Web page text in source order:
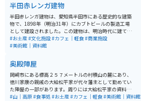
車の駐車場が美術館に一番近いところが少ないのです
が、第２、第３駐車場もあります。
半田赤レンガ建物
半田赤レンガ建物は、愛知県半田市にある歴史的な建築
物で、1898年（明治31年）にカブトビールの製造工場
として建設されました。この建物は、明治時代に建てら
れた日本で数少ないレンガ建造物の一つであり、国内屈
指の規模を誇ります。設計は、明治建築界の三巨頭の一
アホール、ショップなどが入る文化遺産として、明治、
大正の頃のビールが再現販売されています。また、その
美しいレンガ造りの外観は、半田市の象徴的存在として
も知られ、イベントや講座なども開催されています。戦
争の時の銃弾の跡も残っており、様々な時を越えて、今
も残る建築物は一度は訪れる価値があります。
#お土産#文化施設#カフェ｜軽食#商業施設
#美術館｜資料館
奥殿陣屋
岡崎市にある標高２５７メートルの村積山の麓にあり、
徳川家康の親戚の大給松平家が代々藩主として勤めてい
た陣屋の一部があります。周りには大給松平家の資料館
と岡崎名物の花火の資料館があり、ひまわり畑や欧州庭
#山｜高原#食事処 #お土産#カフェ｜軽食#美術館｜資料館